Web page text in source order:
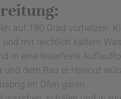
auf 180 Grad vorheizen.
und mit reichlich kaltem
in eine feuerfeste
und dem Ras el-Hanout
im Ofen garen.